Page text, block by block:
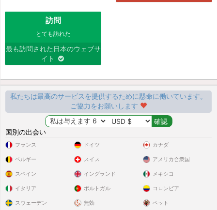
訪問
とても訪れた
最も訪問された日本のウェブサ
イト
私たちは最高のサービスを提供するために懸命に働いています。
ご協力をお願いします
国別の出会い
フランス
ベルギー
スペイン
イタリア
スウェーデン
ドイツ
スイス
イングランド
ポルトガル
無効
カナダ
アメリカ合衆国
メキシコ
コロンビア
ペット